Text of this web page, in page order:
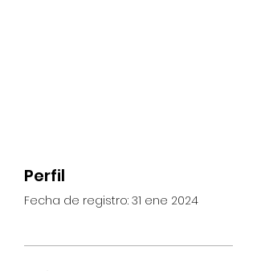
Perfil
Fecha de registro: 31 ene 2024